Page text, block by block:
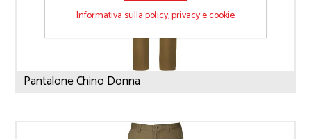
Pantalone Chino Donna
Informativa sulla policy, privacy e cookie